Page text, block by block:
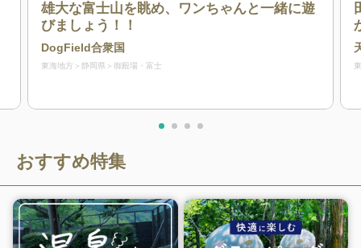
雄大な富士山を眺め、ワンちゃんと一緒に遊
びましょう！！
DogField合衆国
東海地方 静岡県 御殿場・富士
おすすめ特集